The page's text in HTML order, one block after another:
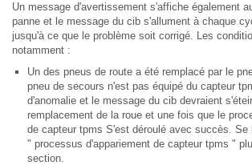
Un message d'avertissement s'affiche également
panne et le message du cib s'allument à chaque
jusqu'à ce que le problème soit corrigé. Les
notamment :
Un des pneus de route a été remplacé par le
pneu de secours n'est pas équipé du capteur
d'anomalie et le message du cib devraient
remplacement de la roue et une fois que le
de capteur tpms S'est déroulé avec succès. Se
" processus d'appariement de capteur tpms "
section.